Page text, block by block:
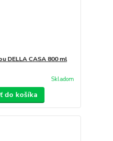
DELLA CASA 800 ml
Skladom
do košíka